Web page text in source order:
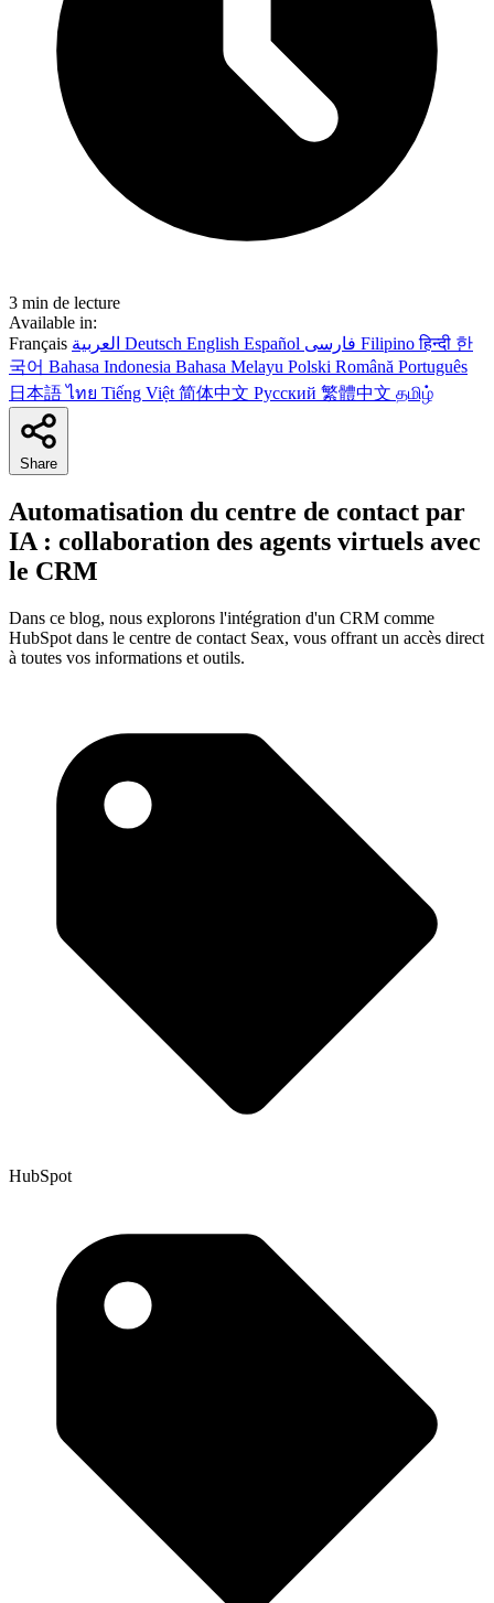
3 min de lecture
Available in:
Français
Deutsch English Español Filipinoहिन्दी 한
국어 Bahasa Indonesia Bahasa Melayu Polski Română Português
日本語ไทย Tiếng Việt 简体中文 Русский 繁體中文 தமிழ்
Share
Automatisation du centre de contact par
IA : collaboration des agents virtuels avec
le CRM
Dans ce blog, nous explorons l'intégration d'un CRM comme
HubSpot dans le centre de contact Seax, vous offrant un accès direct
à toutes vos informations et outils.
HubSpot